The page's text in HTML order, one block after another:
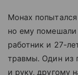
Монах
но ему помешали
работник и 27-
травмы. Один из
и руку, другому